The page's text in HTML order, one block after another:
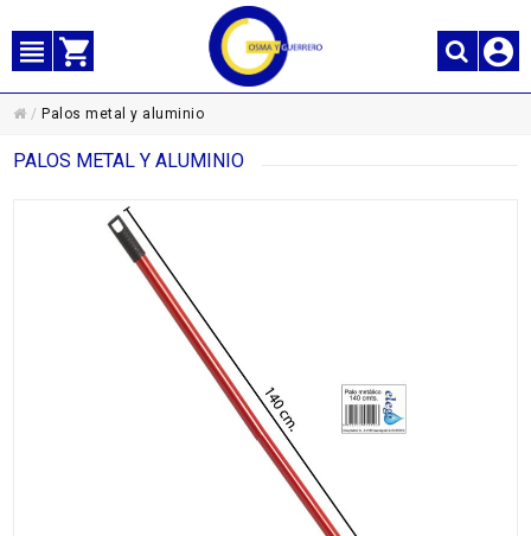
/ Palos metal y aluminio
PALOS METAL Y ALUMINIO